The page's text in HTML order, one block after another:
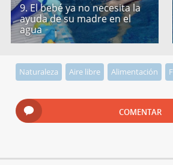
9. El bebé ya no necesita la
ayuda de su madre en el
agua
Naturaleza Aire libre Alimentación
COMENTAR